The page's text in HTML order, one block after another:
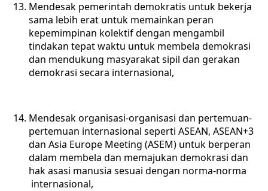
Mendesak pemerintah demokratis untuk bekerja
sama lebih erat untuk memainkan peran
kepemimpinan kolektif dengan mengambil
tindakan tepat waktu untuk membela demokrasi
dan mendukung masyarakat sipil dan gerakan
demokrasi secara internasional,
Mendesak organisasi-organisasi dan pertemuan-
pertemuan internasional seperti ASEAN, ASEAN+3
dan Asia Europe Meeting (ASEM) untuk berperan
dalam membela dan memajukan demokrasi dan
hak asasi manusia sesuai dengan norma-norma
internasional,